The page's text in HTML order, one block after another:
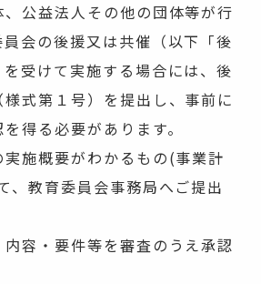
公益法人その他の団体等が行
会の後援又は共催（以下「後
受けて実施する場合には、後
式第１号）を提出し、事前に
得る必要があります。
施概要がわかるもの(事業計
、教育委員会事務局へご提出
容・要件等を審査のうえ承認